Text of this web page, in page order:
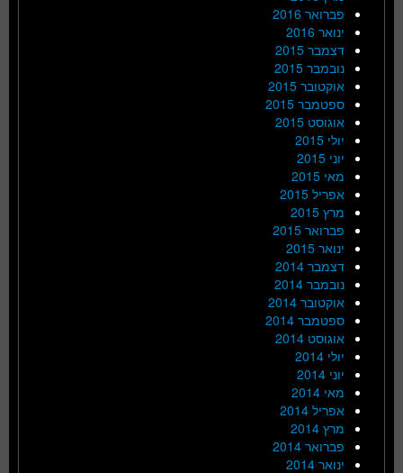
פברואר 2016
ינואר 2016
דצמבר 2015
נובמבר 2015
אוקטובר 2015
ספטמבר 2015
אוגוסט 2015
יולי 2015
יוני 2015
מאי 2015
אפריל 2015
מרץ 2015
פברואר 2015
ינואר 2015
דצמבר 2014
נובמבר 2014
אוקטובר 2014
ספטמבר 2014
אוגוסט 2014
יולי 2014
יוני 2014
מאי 2014
אפריל 2014
מרץ 2014
פברואר 2014
ינואר 2014